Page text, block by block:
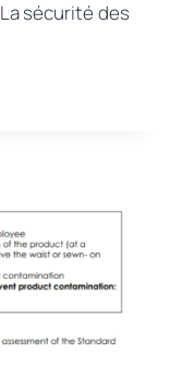
sécurité des